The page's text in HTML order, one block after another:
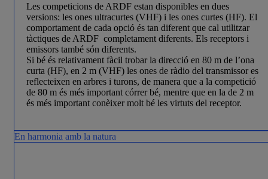
Les competicions de ARDF estan disponibles en dues
versions: les ones ultracurtes (VHF) i les ones curtes (HF). El
comportament de cada opció és tan diferent que cal utilitzar
tàctiques de ARDF completament diferents. Els re­cep­tors i
emissors també són diferents.
Si bé és relativament fàcil trobar la direcció en 80 m de l’ona
curta (HF), en 2 m (VHF) les ones de ràdio del transmissor es
reflecteixen en arbres i turons, de manera que a la competició
de 80 m és més important córrer bé, mentre que en la de 2 m
és més important conèixer molt bé les virtuts del receptor.
En harmonia amb la natura